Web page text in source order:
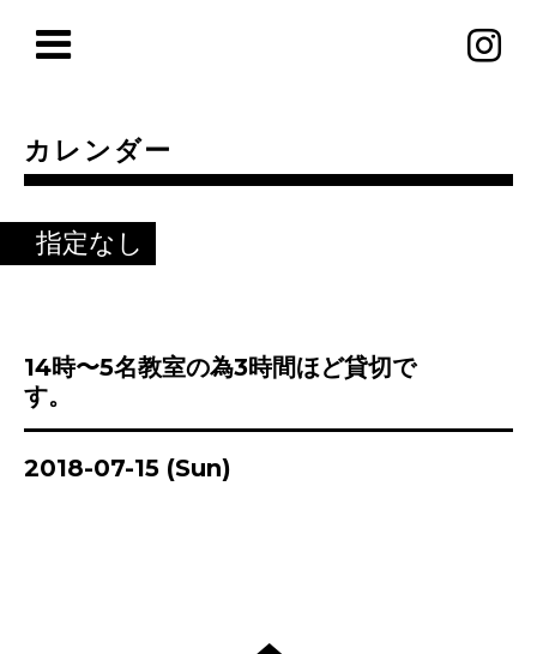
カレンダー
指定なし
14時〜5名教室の為3時間ほど貸切で
す。
2018-07-15 (Sun)